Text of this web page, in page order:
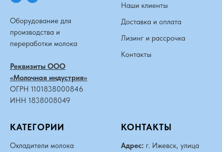
Оборудование для
производства и
переработки молока
Реквизиты ООО
«Молочная индустрия»
ОГРН 1101838000846
ИНН 1838008049
Наши клиенты
Доставка и оплата
Лизинг и рассрочка
Контакты
КАТЕГОРИИ
Охладители молока
КОНТАКТЫ
Адрес: г. Ижевск, улица